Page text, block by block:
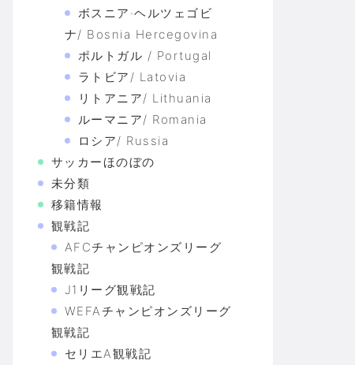
ボスニア·ヘルツェゴビ
ナ/ Bosnia Hercegovina
ポルトガル / Portugal
ラトビア/ Latovia
リトアニア/ Lithuania
ルーマニア/ Romania
ロシア/ Russia
サッカーほのぼの
未分類
移籍情報
観戦記
AFCチャンピオンズリーグ
観戦記
J1リーグ観戦記
WEFAチャンピオンズリーグ
観戦記
セリエA観戦記